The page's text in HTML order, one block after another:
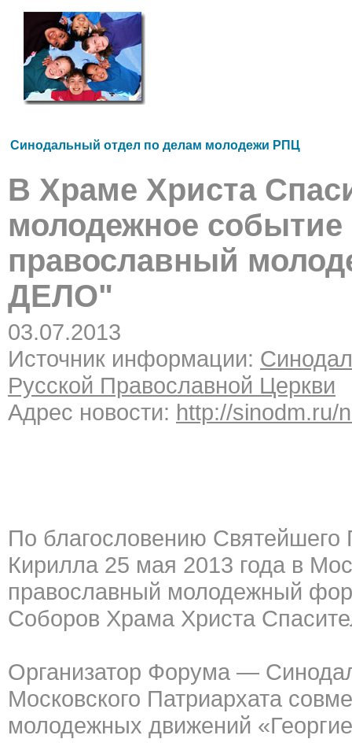
Синодальный отдел по делам молодежи РПЦ
В Храме Христа
молодежное
православный
ДЕЛО"
03.07.2013
Источник информации:
Русской Православной Церкви
Адрес новости: http://sinodm.ru/
По благословению Святейшего
Кирилла 25 мая 2013 года в
православный молодежный
Соборов Храма Христа
Организатор Форума —
Московского Патриархата
молодежных движений